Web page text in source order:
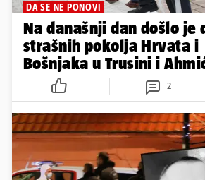
DA SE NE PONOVI
Na današnji dan došlo je
strašnih pokolja Hrvata i
Bošnjaka u Trusini i
2